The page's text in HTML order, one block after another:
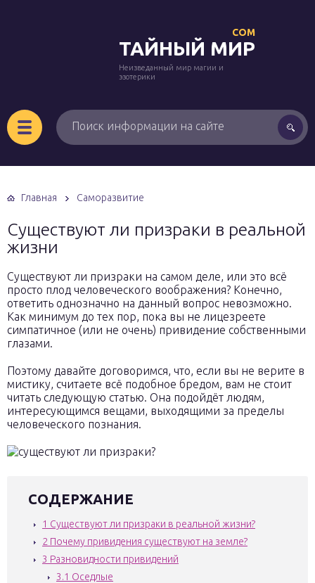
ТАЙНЫЙ МИР
COM
Неизведанный мир магии и
эзотерики
Главная Саморазвитие
Существуют ли призраки в реальной
жизни
Существуют ли призраки на самом деле, или это всё
просто плод человеческого воображения? Конечно,
ответить однозначно на данный вопрос невозможно.
Как минимум до тех пор, пока вы не лицезреете
симпатичное (или не очень) привидение собственными
глазами.
Поэтому давайте договоримся, что, если вы не верите в
мистику, считаете всё подобное бредом, вам не стоит
читать следующую статью. Она подойдёт людям,
интересующимся вещами, выходящими за пределы
человеческого познания.
СОДЕРЖАНИЕ
1 Существуют ли призраки в реальной жизни?
2 Почему привидения существуют на земле?
3 Разновидности привидений
3.1 Оседлые